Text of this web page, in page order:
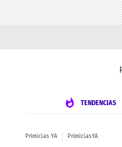
TENDENCIAS
Primicias YA PrimiciasYA